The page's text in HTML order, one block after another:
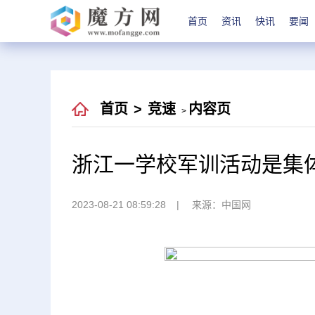
首页 资讯 快讯 要闻
首页 > 竞速 > 内容页
浙江一学校军训活动是集
2023-08-21 08:59:28 来源：中国网